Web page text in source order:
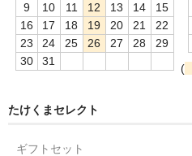
9 10 11 12 13 14
15
16
17 18 19 20 21
22
23
24 25 26 27 28
29
30
31
(
たけくまセレクト
ギフトセット